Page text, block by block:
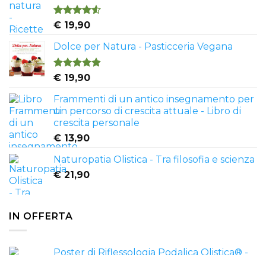
Valutato
su 5
€ 19,90
Dolce per Natura - Pasticceria Vegana
Valutato
su 5
€ 19,90
Frammenti di un antico insegnamento per
un percorso di crescita attuale - Libro di
crescita personale
€ 13,90
Naturopatia Olistica - Tra filosofia e scienza
€21,90
IN OFFERTA
Poster di Riflessologia Podalica Olistica® -